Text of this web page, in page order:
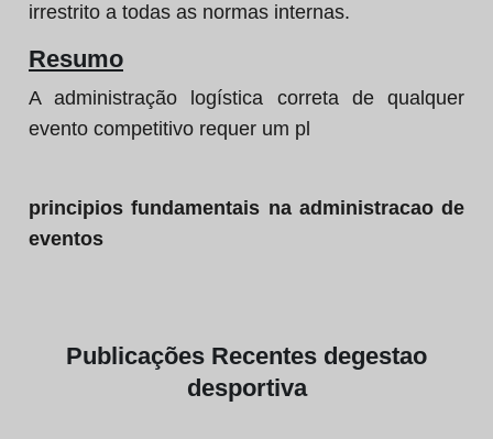
irrestrito a todas as normas internas.
Resumo
A administração logística correta de qualquer
evento competitivo requer um pl
principios fundamentais na administracao de
eventos
Publicações Recentes degestao
desportiva